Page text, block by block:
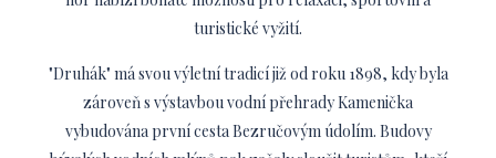
turistické vyžití.
"Druhák" má svou výletní tradicí již od roku 1898, kdy byla
zároveň s výstavbou vodní přehrady Kamenička
vybudována první cesta Bezručovým údolím. Budovy